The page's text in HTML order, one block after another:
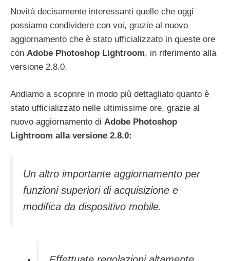
Novità decisamente interessanti quelle che oggi
possiamo condividere con voi, grazie al nuovo
aggiornamento che è stato ufficializzato in queste ore
con Adobe Photoshop Lightroom, in riferimento alla
versione 2.8.0.
Andiamo a scoprire in modo più dettagliato quanto è
stato ufficializzato nelle ultimissime ore, grazie al
nuovo aggiornamento di Adobe Photoshop
Lightroom allaversione 2.8.0:
Un altro importante aggiornamento per
funzioni superiori di acquisizione e
modifica da dispositivo mobile.